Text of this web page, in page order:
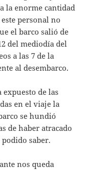
la enorme cantidad
personal no
el barco salió de
del mediodía del
a las 7 de la
al desembarco.
expuesto de las
en el viaje la
se hundió
de haber atracado
saber.
nos queda